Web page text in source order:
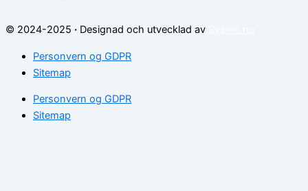
© 2024-2025 · Designad och utvecklad av
Personvern og GDPR
Sitemap
Personvern og GDPR
Sitemap